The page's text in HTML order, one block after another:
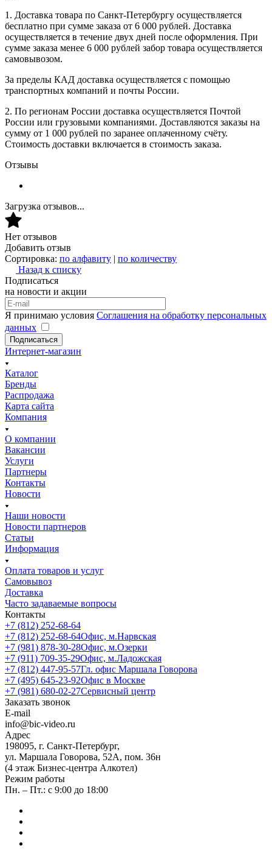
1. Доставка товара по Санкт-Петербургу осуществляется
бесплатно при сумме заказа от 6 000 рублей. Доставка
осуществляется в течение двух дней после оформления. При
сумме заказа менее 6 000 рублей забор товара осуществляется
самовывозом.
За пределы КАД доставка осуществляется с помощью
транспортных компаний и почты России.
2. По регионам России доставка осуществляется Почтой
России или грузовыми компаниями. Доставляются заказы на
сумму от 1 000 рублей по заранее оплаченному счёту.
Стоимость доставки включается в стоимость заказа.
Отзывы
Загрузка отзывов...
Нет отзывов
Добавить отзыв
Сортировка: по алфавиту | по количеству
Назад к списку
Подписаться
на новости и акции
Я принимаю условия Соглашения на обработку персональных
данных
Подписаться
Интернет-магазин
Каталог
Бренды
Распродажа
Карта сайта
Компания
О компании
Вакансии
Услуги
Партнеры
Контакты
Новости
Наши новости
Новости партнеров
Статьи
Информация
Оплата товаров и услуг
Самовывоз
Доставка
Часто задаваемые вопросы
Контакты
+7 (812) 252-68-64
+7 (812) 252-68-64Офис, м.Нарвская
+7 (981) 878-30-28Офис, м.Озерки
+7 (911) 709-35-29Офис, м.Ладожская
+7 (812) 447-95-57Гл. офис Маршала Говорова
+7 (495) 645-23-92Офис в Москве
+7 (981) 680-02-27Сервисный центр
Заказать звонок
E-mail
info@bic-video.ru
Адрес
198095, г. Санкт-Петербург,
ул. Маршала Говорова, 52А, пом. 36н
(4 этаж Бизнес-центра Алкотел)
Режим работы
Пн. – Пт.: с 9:00 до 18:00